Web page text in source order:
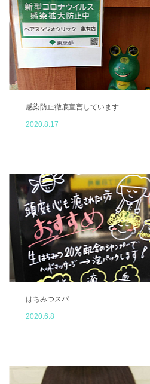
感染防止徹底宣言しています
2020.8.17
はちみつスパ
2020.6.8